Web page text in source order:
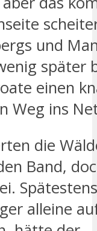
und
später
einen
Weg ins
die
Band,
alleine